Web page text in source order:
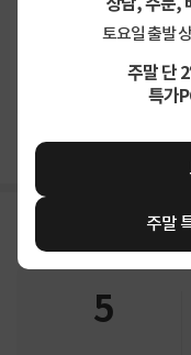
상담, 주문,
토요일 출발
주말 단
특가
주말
신고 잘
지금 후기쓰면 적
5